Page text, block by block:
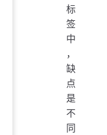
标
签
中
，
缺
点
是
不
同